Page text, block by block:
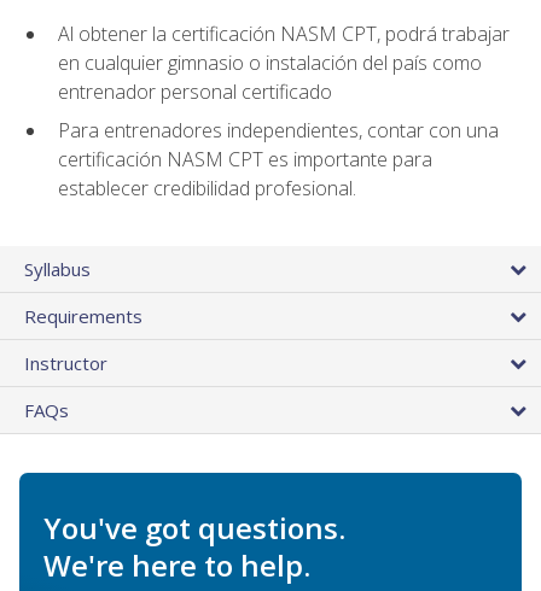
Al obtener la certificación NASM CPT, podrá trabajar
en cualquier gimnasio o instalación del país como
entrenador personal certificado
Para entrenadores independientes, contar con una
certificación NASM CPT es importante para
establecer credibilidad profesional.
Syllabus
Requirements
Instructor
FAQs
You've got questions.
We're here to help.